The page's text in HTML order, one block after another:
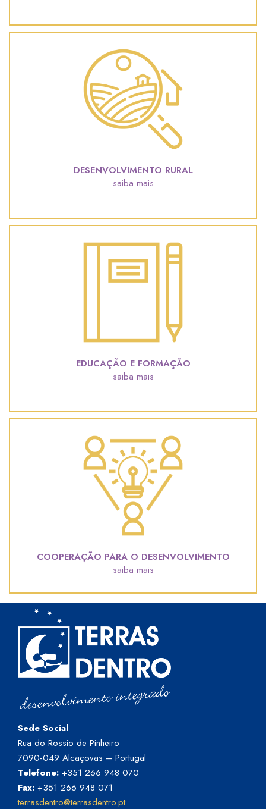
DESENVOLVIMENTO RURAL
saiba mais
EDUCAÇÃO E FORMAÇÃO
saiba mais
COOPERAÇÃO PARA O DESENVOLVIMENTO
saiba mais
Sede Social
Rua do Rossio de Pinheiro
7090-049 Alcaçovas – Portugal
Telefone: +351 266 948 070
Fax: +351 266 948 071
terrasdentro@terrasdentro.pt